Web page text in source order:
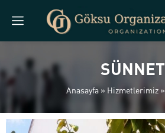
SÜNNET
Anasayfa» Hizmetlerimiz »